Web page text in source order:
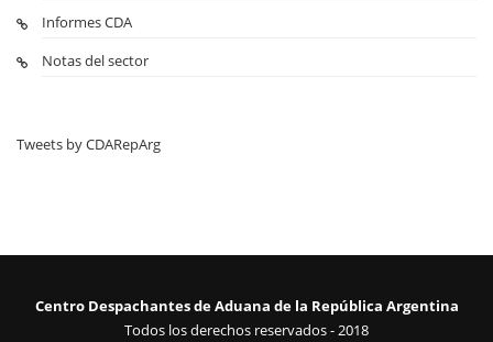
Informes CDA
Notas del sector
Tweets by CDARepArg
Centro Despachantes de Aduana de la República Argentina
Todos los derechos reservados - 2018